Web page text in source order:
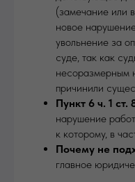
(замечание или
новое
увольнение за
суде, так как
несоразмерным
причинили
Пункт 6 ч. 1 ст.
нарушение
к которому, в
Почему не
главное